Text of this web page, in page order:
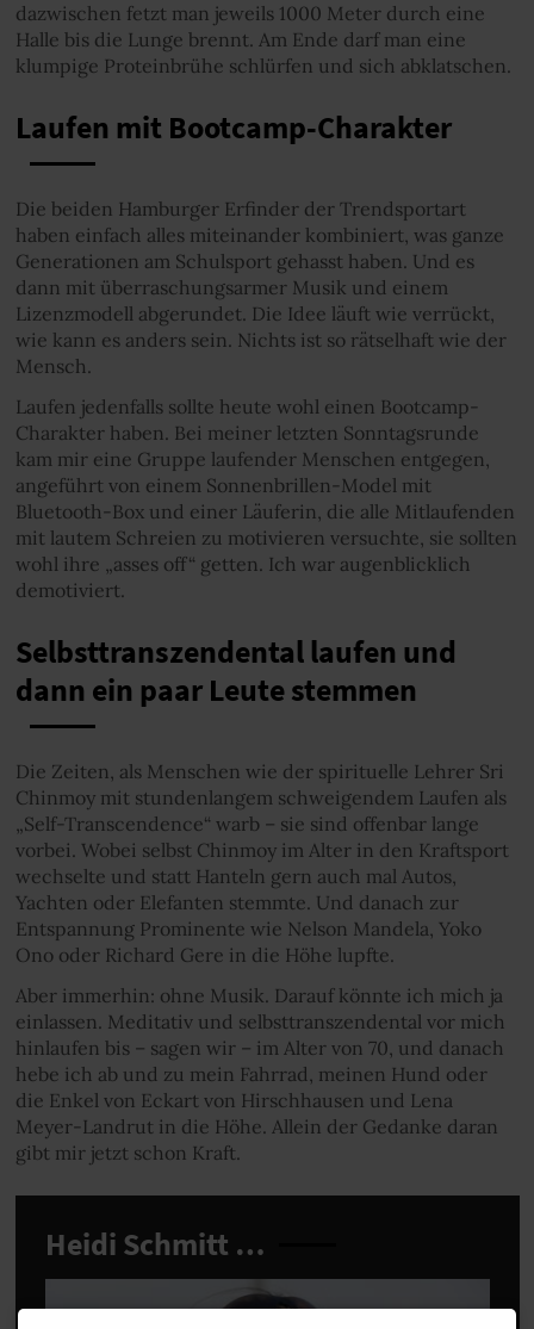
dazwischen fetzt man jeweils 1000 Meter durch eine
Halle bis die Lunge brennt. Am Ende darf man eine
klumpige Proteinbrühe schlürfen und sich abklatschen.
Laufen mit Bootcamp-Charakter
Die beiden Hamburger Erfinder der Trendsportart
haben einfach alles miteinander kombiniert, was ganze
Generationen am Schulsport gehasst haben. Und es
dann mit überraschungsarmer Musik und einem
Lizenzmodell abgerundet. Die Idee läuft wie verrückt,
wie kann es anders sein. Nichts ist so rätselhaft wie der
Mensch.
Laufen jedenfalls sollte heute wohl einen Bootcamp-
Charakter haben. Bei meiner letzten Sonntagsrunde
kam mir eine Gruppe laufender Menschen entgegen,
angeführt von einem Sonnenbrillen-Model mit
Bluetooth-Box und einer Läuferin, die alle Mitlaufenden
mit lautem Schreien zu motivieren versuchte, sie sollten
wohl ihre „asses off“ getten. Ich war augenblicklich
demotiviert.
Selbsttranszendental laufen und
dann ein paar Leute stemmen
Die Zeiten, als Menschen wie der spirituelle Lehrer Sri
Chinmoy mit stundenlangem schweigendem Laufen als
„Self-Transcendence“ warb – sie sind offenbar lange
vorbei. Wobei selbst Chinmoy im Alter in den Kraftsport
wechselte und statt Hanteln gern auch mal Autos,
Yachten oder Elefanten stemmte. Und danach zur
Entspannung Prominente wie Nelson Mandela, Yoko
Ono oder Richard Gere in die Höhe lupfte.
Aber immerhin: ohne Musik. Darauf könnte ich mich ja
einlassen. Meditativ und selbsttranszendental vor mich
hinlaufen bis – sagen wir – im Alter von 70, und danach
hebe ich ab und zu mein Fahrrad, meinen Hund oder
die Enkel von Eckart von Hirschhausen und Lena
Meyer-Landrut in die Höhe. Allein der Gedanke daran
gibt mir jetzt schon Kraft.
Heidi Schmitt …